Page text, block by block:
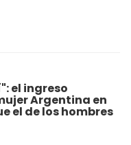
el ingreso
Argentina en
el de los hombres